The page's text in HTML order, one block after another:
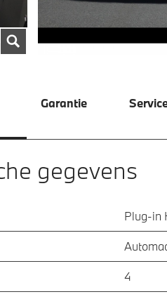
Garantie
gegevens
Plug-in
4